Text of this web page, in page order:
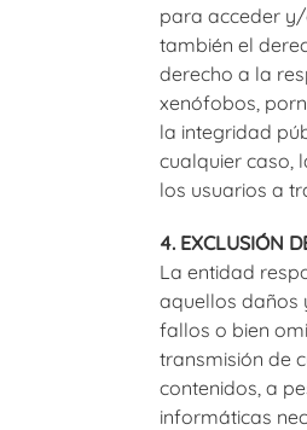
para acceder y/
también el
derecho a la
xenófobos,
la integridad
cualquier caso,
los usuarios a
4. EXCLUSIÓN
La entidad
aquellos daños
fallos o bien
transmisión de
contenidos, a
informáticas